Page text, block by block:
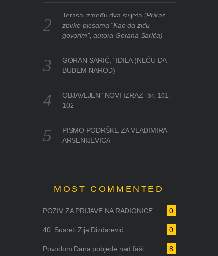
Terasa između dva svijeta(Prikaz
zbirke pjesama “Kao da zidu
govorim”, autora Gorana Sarića)
GORAN SARIĆ, “IDILA (NEĆU DA
BUDEM NAROD)”
OBJAVLJEN “NOVI IZRAZ” br. 101-
102
PISMO PODRŠKE ZA VLADIMIRA
ARSENIJEVIĆA
MOST COMMENTED
0
POZIV ZA PRIJAVE NA RADIONICE ...
0
40. Susreti Zija Dizdarević: ...
8
Povodom Dana pobjede nad faši...